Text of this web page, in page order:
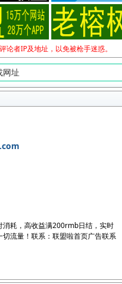
论者IP及地址，以免被枪手迷惑。
消耗，高收益满200rmb日结，实时
流量！联系：联盟啦首页广告联系